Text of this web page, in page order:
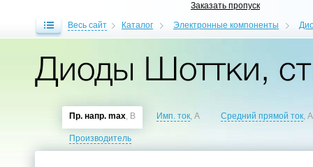
Заказать пропуск
Весь сайт Каталог Электронные компоненты
Диоды Шоттки,
Пр. напр. max, В Имп. ток, A Средний прямой ток, A
Производитель